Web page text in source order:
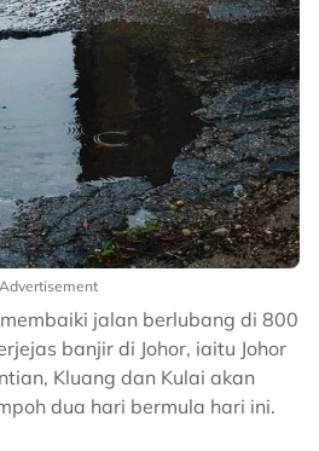
Advertisement
jalan berlubang di 800
banjir di Johor, iaitu Johor
Kluang dan Kulai akan
dua hari bermula hari ini.